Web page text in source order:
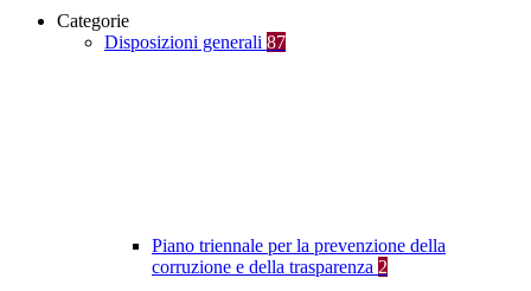
Categorie
Disposizioni generali 87
Piano triennale per la prevenzione della
corruzione e della trasparenza 2